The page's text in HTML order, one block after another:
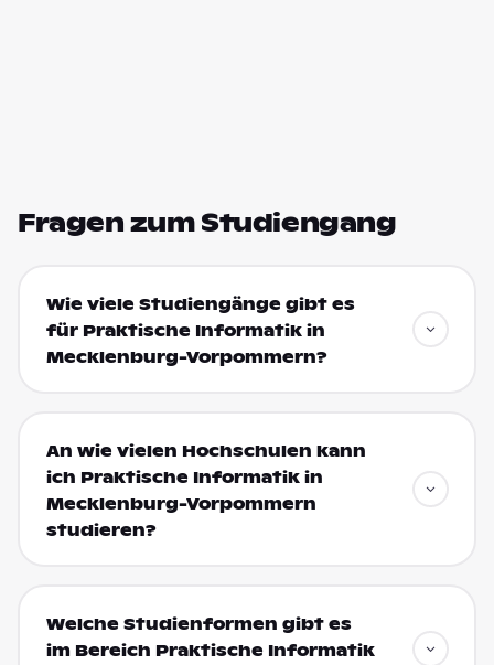
Fragen zum Studiengang
Wie viele Studiengänge gibt es
für Praktische Informatik in
Mecklenburg-Vorpommern?
An wie vielen Hochschulen kann
ich Praktische Informatik in
Mecklenburg-Vorpommern
studieren?
Welche Studienformen gibt es
im Bereich Praktische Informatik